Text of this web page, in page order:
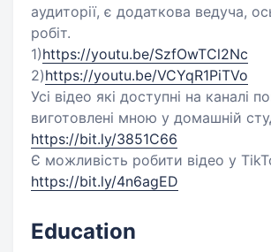
аудиторії, є додаткова ведуча,
робіт.
1)https://youtu.be/SzfOwTCl2Nc
2)https://youtu.be/VCYqR1PiTVo
Усі відео які доступні на каналі
виготовлені мною у домашній
https://bit.ly/3851C66
Є можливість робити відео у
https://bit.ly/4n6agED
Education